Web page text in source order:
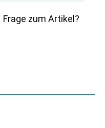
Frage zum Artikel?